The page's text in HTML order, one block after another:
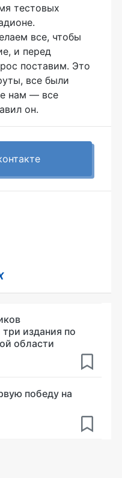
тестовых
все, чтобы
и перед
поставим. Это
все были
нам — все
он.
издания по
области
победу на